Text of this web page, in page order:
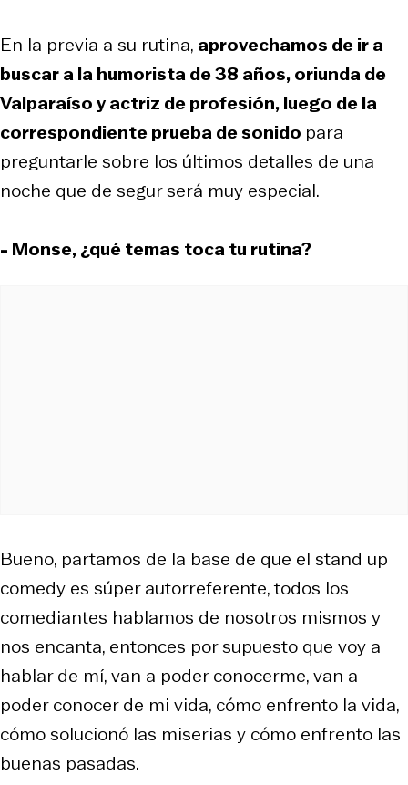
En la previa a su rutina, aprovechamos de ir a
buscar a la humorista de 38 años, oriunda de
Valparaíso y actriz de profesión, luego de la
correspondiente prueba de sonido para
preguntarle sobre los últimos detalles de una
noche que de segur será muy especial.
- Monse, ¿qué temas toca tu rutina?
Bueno, partamos de la base de que el stand up
comedy es súper autorreferente, todos los
comediantes hablamos de nosotros mismos y
nos encanta, entonces por supuesto que voy a
hablar de mí, van a poder conocerme, van a
poder conocer de mi vida, cómo enfrento la vida,
cómo solucionó las miserias y cómo enfrento las
buenas pasadas.